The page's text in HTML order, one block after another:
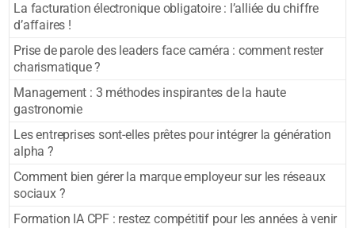
La facturation électronique obligatoire : l’alliée du chiffre
d’affaires !
Prise de parole des leaders face caméra : comment rester
charismatique ?
Management : 3 méthodes inspirantes de la haute
gastronomie
Les entreprises sont-elles prêtes pour intégrer la génération
alpha ?
Comment bien gérer la marque employeur sur les réseaux
sociaux ?
Formation IA CPF : restez compétitif pour les années à venir